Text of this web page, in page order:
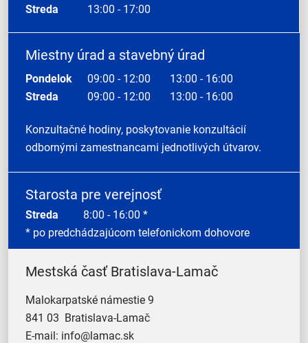
Streda
13:00 - 17:00
Miestny úrad a stavebný úrad
Pondelok 09:00 - 12:00
13:00 - 16:00
Streda
09:00 - 12:00 13:00 - 16:00
Konzultačné hodiny, poskytovanie konzultácií
odbornými zamestnancami jednotlivých útvarov.
Starosta pre verejnosť
Streda 8:00 - 16:00 *
* po predchádzajúcom telefonickom dohovore
Mestská časť Bratislava-Lamač
Malokarpatské námestie 9
841 03 Bratislava-Lamač
E-mail: info@lamac.sk